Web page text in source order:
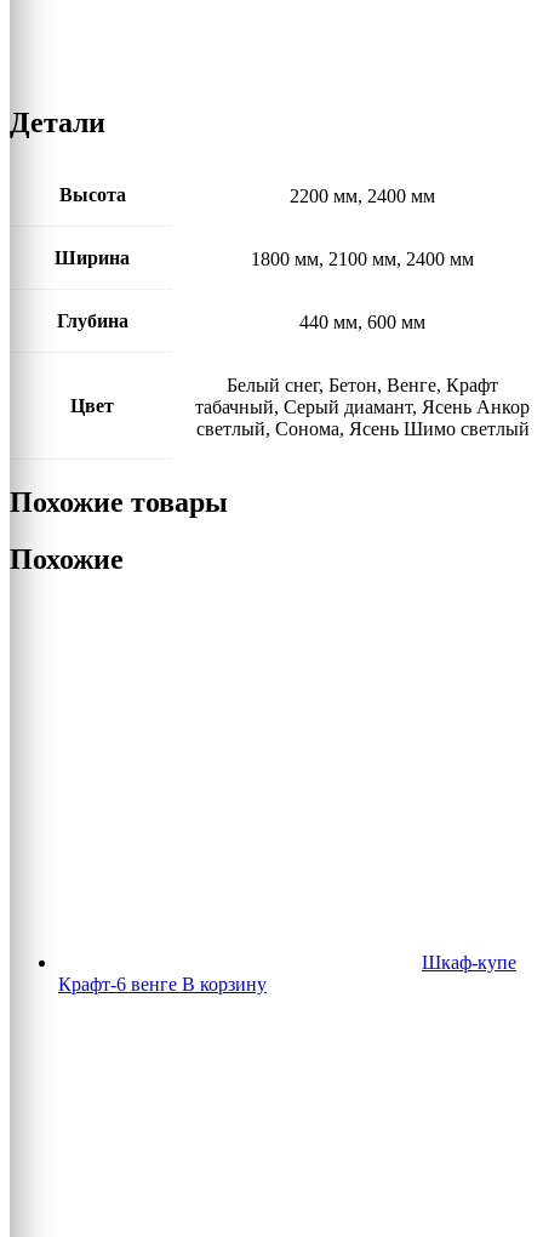
Детали
Высота 2200 мм, 2400 мм
Ширина 1800 мм, 2100 мм, 2400 мм
Глубина 440 мм, 600 мм
Цвет
Белый снег, Бетон, Венге, Крафт
табачный, Серый диамант, Ясень Анкор
светлый, Сонома, Ясень Шимо светлый
Похожие товары
Похожие
Шкаф-купе
Крафт-6 венге В корзину